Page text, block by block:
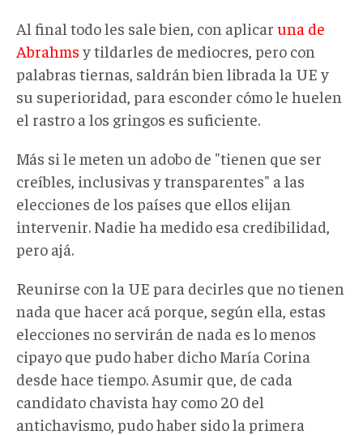
Al final todo les sale bien, con aplicar una de
Abrahms y tildarles de mediocres, pero con
palabras tiernas, saldrán bien librada la UE y
su superioridad, para esconder cómo le huelen
el rastro a los gringos es suficiente.
Más si le meten un adobo de "tienen que ser
creíbles, inclusivas y transparentes" a las
elecciones de los países que ellos elijan
intervenir. Nadie ha medido esa credibilidad,
pero ajá.
Reunirse con la UE para decirles que no tienen
nada que hacer acá porque, según ella, estas
elecciones no servirán de nada es lo menos
cipayo que pudo haber dicho María Corina
desde hace tiempo. Asumir que, de cada
candidato chavista hay como 20 del
antichavismo, pudo haber sido la primera